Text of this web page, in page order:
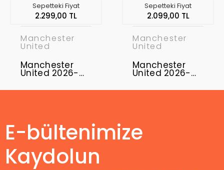
Sepetteki Fiyat
2.299,00 TL
Manchester
United
Manchester
United 2026-
Profesyonel
Sepetteki Fiyat
2.099,00 TL
Manchester
United
Manchester
United 2026-
Profesyonel
E-bültenimize
Kaydolun